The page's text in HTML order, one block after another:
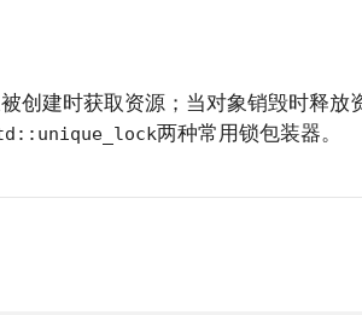
创建时获取资源；当对象销毁时释
两种常用锁包装器。